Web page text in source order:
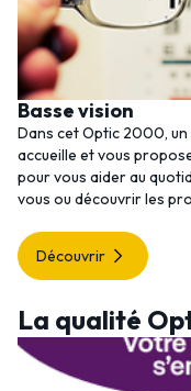
Basse vision
Dans cet Optic 2000,
accueille et vous
pour vous aider au
vous ou découvrir les
Découvrir
La qualité